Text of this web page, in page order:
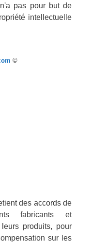
pas pour but de
intellectuelle
©
des accords de
fabricants et
produits, pour
sur les